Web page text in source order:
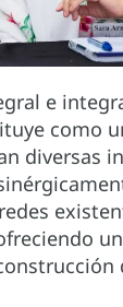
e
como
diversas